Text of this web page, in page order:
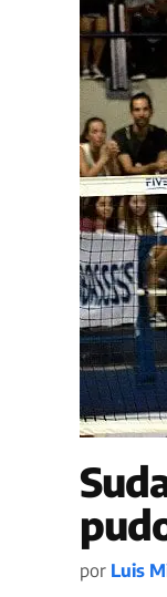
por Luis